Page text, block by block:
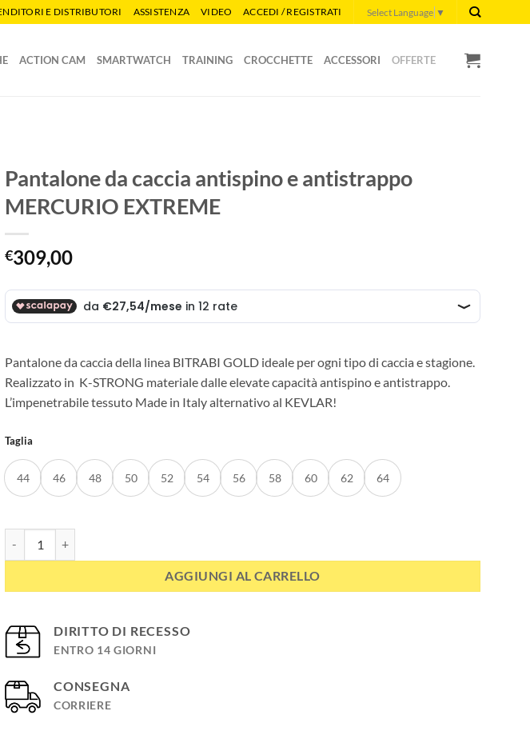
E DISTRIBUTORI ASSISTENZA VIDEO ACCEDI / REGISTRATI Select Language ▼
ACTION CAM SMARTWATCH TRAINING CROCCHETTE ACCESSORI OFFERTE
Pantalone da caccia antispino e antistrappo
MERCURIO EXTREME
€309,00
Pantalone da caccia della linea BITRABI GOLD ideale per ogni tipo di caccia e stagione.
Realizzato in K-STRONG materiale dalle elevate capacità antispino e antistrappo.
L’impenetrabile tessuto Made in Italy alternativo al KEVLAR!
Taglia
44 46 48 50 52 54 56 58 60 62 64
AGGIUNGI AL CARRELLO
DIRITTO DI RECESSO
ENTRO 14 GIORNI
CONSEGNA
CORRIERE